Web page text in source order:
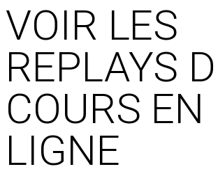
VOIR LES
REPLAYS
COURS EN
LIGNE